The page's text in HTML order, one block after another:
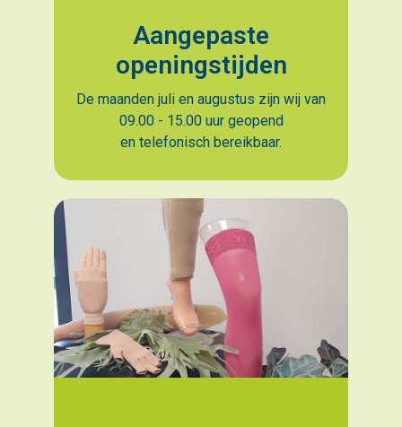
Aangepaste
openingstijden
De maanden juli en augustus zijn wij van
09.00 - 15.00 uur geopend
en telefonisch bereikbaar.